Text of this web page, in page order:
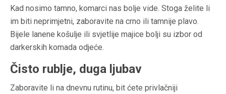
Kad nosimo tamno, komarci nas bolje vide. Stoga želite li
im biti neprimjetni, zaboravite na crno ili tamnije plavo.
Bijele lanene košulje ili svjetlije majice bolji su izbor od
darkerskih komada odjeće.
Čisto rublje, duga ljubav
Zaboravite li na dnevnu rutinu, bit ćete privlačniji